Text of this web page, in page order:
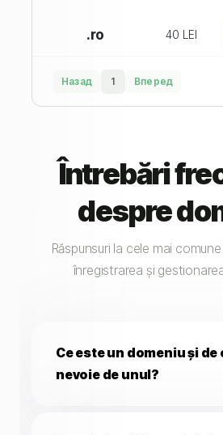
.ro 40 LEI
Назад 1 Вперед
Întrebări
despre
Răspunsuri la cele mai
înregistrarea și
Ce este un domeniu și de
nevoie de unul?